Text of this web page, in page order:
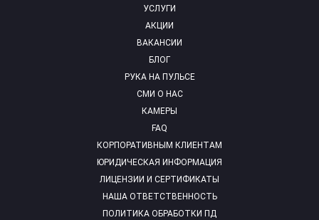
УСЛУГИ
АКЦИИ
ВАКАНСИИ
БЛОГ
РУКА НА ПУЛЬСЕ
СМИ О НАС
КАМЕРЫ
FAQ
КОРПОРАТИВНЫМ КЛИЕНТАМ
ЮРИДИЧЕСКАЯ ИНФОРМАЦИЯ
ЛИЦЕНЗИИ И СЕРТИФИКАТЫ
НАША ОТВЕТСТВЕННОСТЬ
ПОЛИТИКА ОБРАБОТКИ ПД